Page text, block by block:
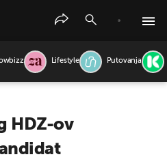
Lifestyle Putovanja
HDZ-ov